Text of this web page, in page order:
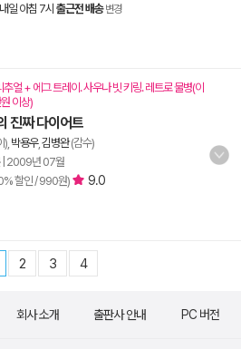
내일 아침 7시 출근전 배송 변경
얼 + 에그 트레이. 사우나 빗 키링. 레트로 물병(이
이상)
진짜 다이어트
박용우, 김병완(감수)
| 2009년 07월
할인 / 990원)
9.0
2 3 4
회사 소개 출판사 안내 PC 버전